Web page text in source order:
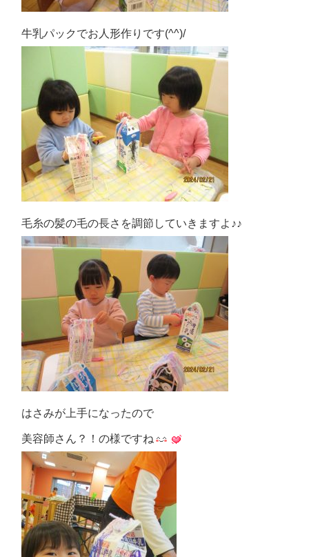
牛乳パックでお人形作りです(^^)/
毛糸の髪の毛の長さを調節していきますよ♪♪
はさみが上手になったので
美容師さん？！の様ですね